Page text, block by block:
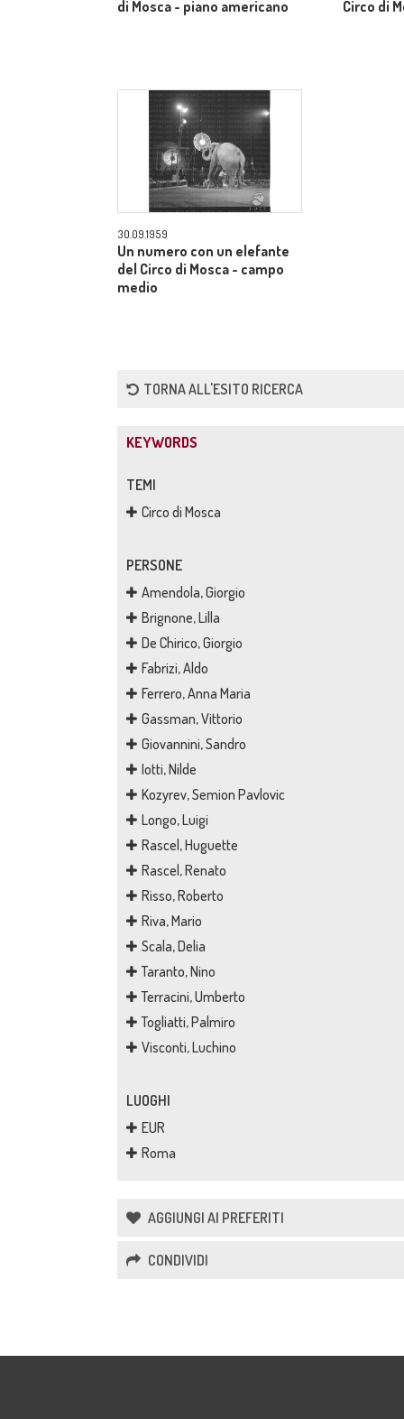
di Mosca - piano americano
Circo di
30.09.1959
Un numero con un elefante
del Circo di Mosca - campo
medio
TORNA ALL'ESITO RICERCA
KEYWORDS
TEMI
Circo di Mosca
PERSONE
Amendola, Giorgio
Brignone, Lilla
De Chirico, Giorgio
Fabrizi, Aldo
Ferrero, Anna Maria
Gassman, Vittorio
Giovannini, Sandro
Iotti, Nilde
Kozyrev, Semion Pavlovic
Longo, Luigi
Rascel, Huguette
Rascel, Renato
Risso, Roberto
Riva, Mario
Scala, Delia
Taranto, Nino
Terracini, Umberto
Togliatti, Palmiro
Visconti, Luchino
LUOGHI
EUR
Roma
AGGIUNGI AI PREFERITI
CONDIVIDI